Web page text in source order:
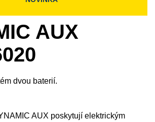
AUX
dvou baterií.
AUX poskytují elektrickým